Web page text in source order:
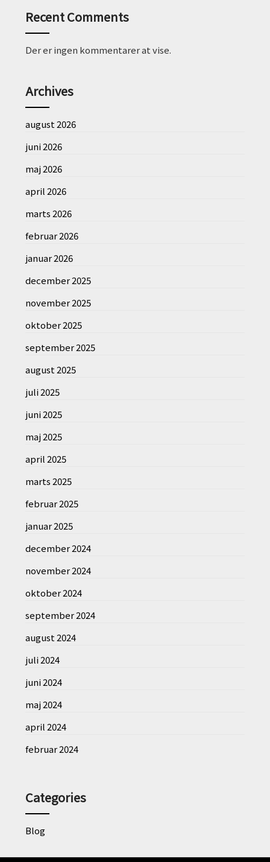
Recent Comments
Der er ingen kommentarer at vise.
Archives
august 2026
juni 2026
maj 2026
april 2026
marts 2026
februar 2026
januar 2026
december 2025
november 2025
oktober 2025
september 2025
august 2025
juli 2025
juni 2025
maj 2025
april 2025
marts 2025
februar 2025
januar 2025
december 2024
november 2024
oktober 2024
september 2024
august 2024
juli 2024
juni 2024
maj 2024
april 2024
februar 2024
Categories
Blog